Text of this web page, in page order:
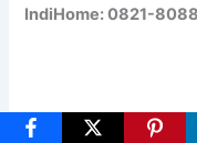
IndiHome: 0821-
Rekomendasi Wifi